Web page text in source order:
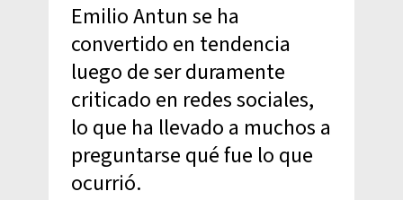
Emilio Antun se ha
convertido en tendencia
luego de ser duramente
criticado en redes sociales,
lo que ha llevado a muchos a
preguntarse qué fue lo que
ocurrió.